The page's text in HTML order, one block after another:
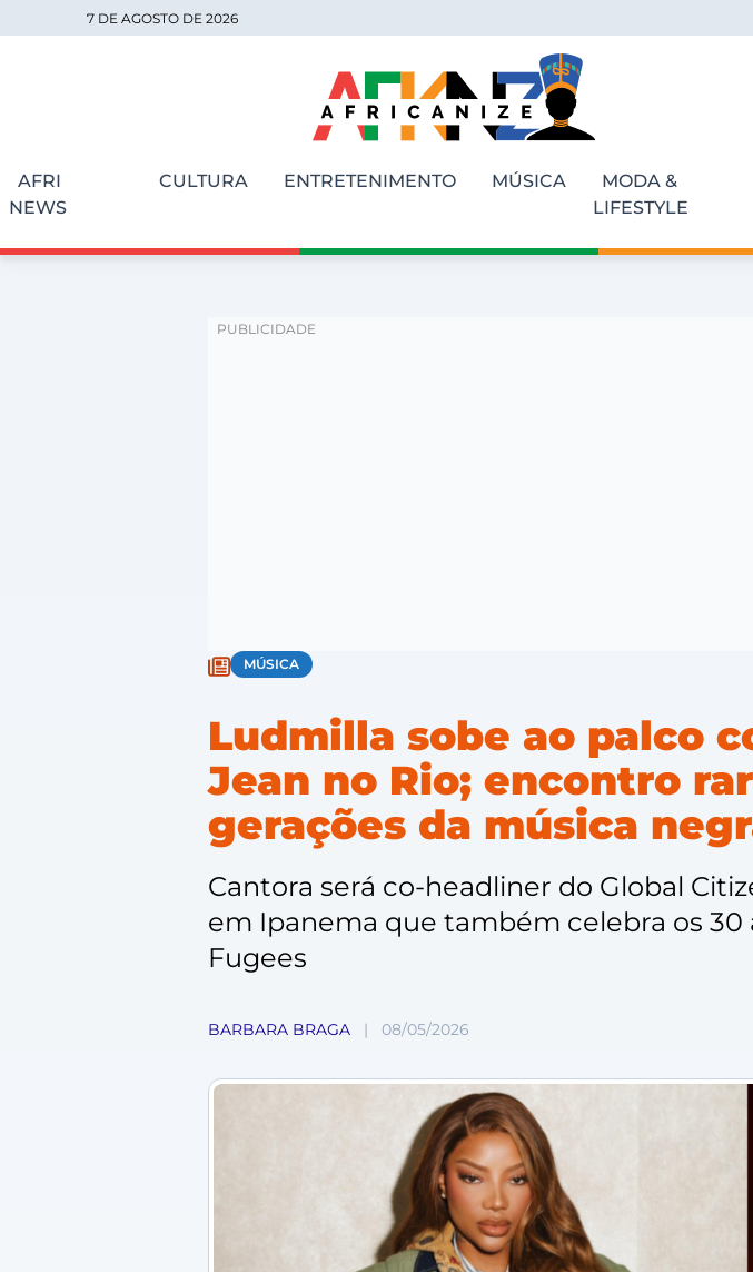
7 DE AGOSTO DE 2026
AFRI
NEWS
CULTURA ENTRETENIMENTO MÚSICA
MODA &
LIFESTYLE
MÚSICA
Ludmilla sobe ao palco
Jean no Rio; encontro
gerações da música
Cantora será co-headliner do Global
em Ipanema que também celebra os 30
Fugees
BARBARA BRAGA | 08/05/2026